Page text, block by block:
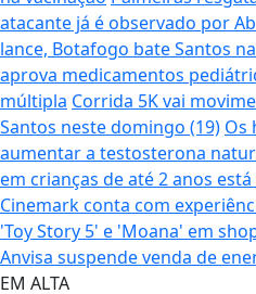
atacante já é observado por
lance, Botafogo bate Santos
aprova medicamentos
múltipla Corrida 5K vai
Santos neste domingo (19) Os
aumentar a testosterona
em crianças de até 2 anos
Cinemark conta com
'Toy Story 5' e 'Moana' em
Anvisa suspende venda de
EM ALTA